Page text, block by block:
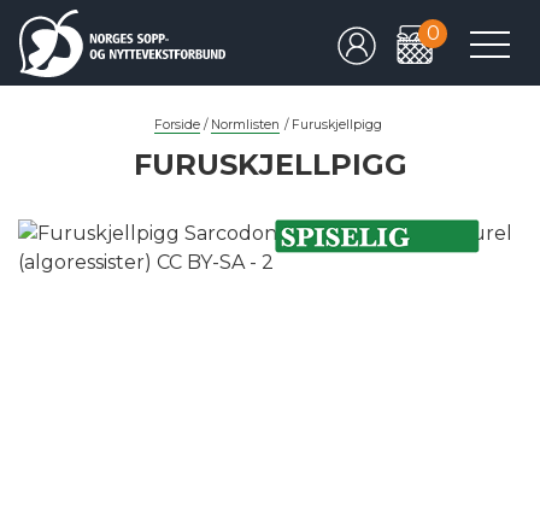
0
Forside / Normlisten / Furuskjellpigg
FURUSKJELLPIGG